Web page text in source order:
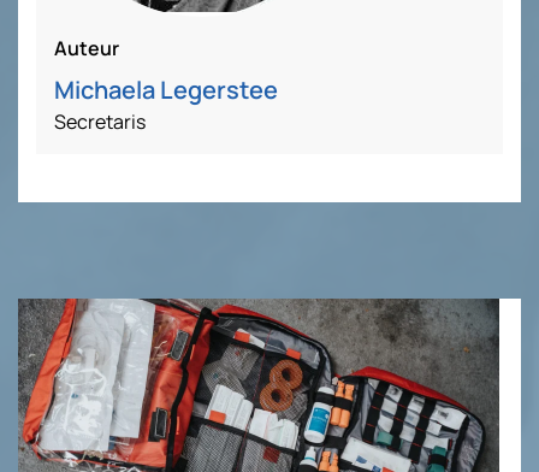
Auteur
Michaela Legerstee
Secretaris